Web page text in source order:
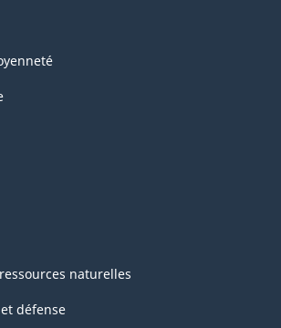
naturelles
défense